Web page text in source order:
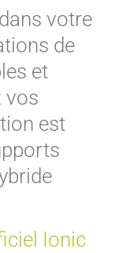
votre
de
et
vos
est
Ionic